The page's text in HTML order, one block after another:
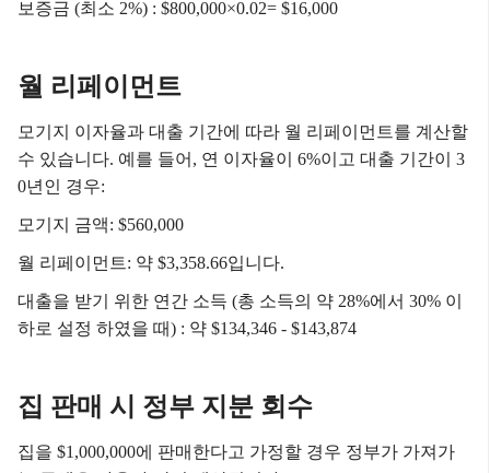
보증금 (최소 2%) : $800,000×0.02= $16,000
월 리페이먼트
모기지 이자율과 대출 기간에 따라 월 리페이먼트를 계산할
수 있습니다. 예를 들어, 연 이자율이 6%이고 대출 기간이 3
0년인 경우:
모기지 금액: $560,000
월 리페이먼트: 약 $3,358.66입니다.
대출을 받기 위한 연간 소득 (총 소득의 약 28%에서 30% 이
하로 설정 하였을 때) : 약 $134,346 - $143,874
집 판매 시 정부 지분 회수
집을 $1,000,000에 판매한다고 가정할 경우 정부가 가져가